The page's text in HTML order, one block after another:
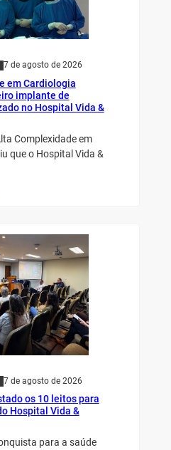
7 de agosto de 2026
em Cardiologia
implante de
no Hospital Vida &
Complexidade em
que o Hospital Vida &
7 de agosto de 2026
os 10 leitos para
Hospital Vida &
para a saúde